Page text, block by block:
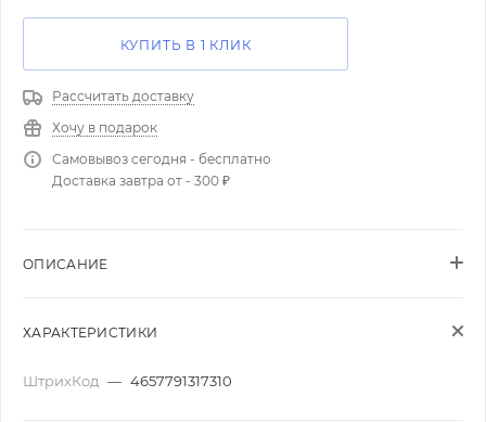
КУПИТЬ В 1 КЛИК
Рассчитать доставку
Хочу в подарок
Самовывоз сегодня - бесплатно
Доставка завтра от - 300 ₽
ОПИСАНИЕ
ХАРАКТЕРИСТИКИ
ШтрихКод — 4657791317310